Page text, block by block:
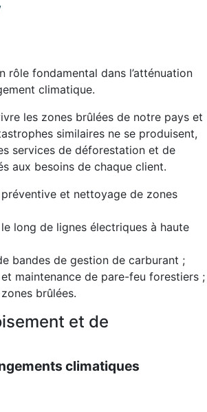
rôle fondamental dans l’atténuation
climatique.
les zones brûlées de notre pays et
similaires ne se produisent,
services de déforestation et de
aux besoins de chaque client.
et nettoyage de zones
long de lignes électriques à haute
bandes de gestion de carburant ;
maintenance de pare-feu forestiers ;
brûlées.
et de
climatiques